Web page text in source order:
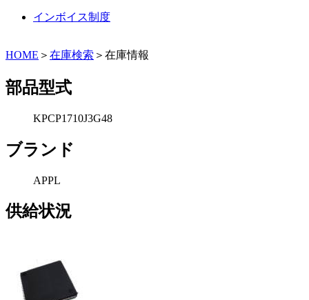
インボイス制度
HOME ＞ 在庫検索 ＞在庫情報
部品型式
KPCP1710J3G48
ブランド
APPL
供給状況